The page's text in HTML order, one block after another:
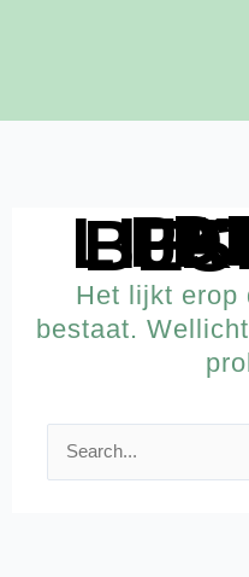
DEZE PAGINA
Het lijkt erop
bestaat.
Zoek
naar: